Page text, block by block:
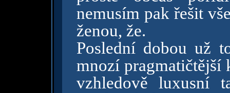
nemusím pak řešit
ženou, že.
Poslední dobou už
mnozí pragmatičtější
vzhledově luxusní